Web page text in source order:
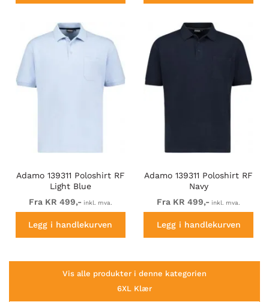
Adamo 139311 Poloshirt RF
Light Blue
Fra KR 499,- inkl. mva.
Legg i handlekurven
Adamo 139311 Poloshirt RF
Navy
Fra KR 499,- inkl. mva.
Legg i handlekurven
Vis alle produkter i denne kategorien
6XL Klær